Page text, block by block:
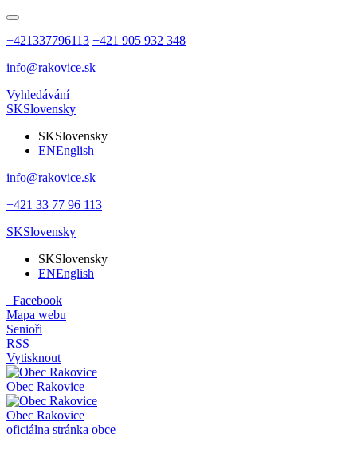
+421337796113 +421 905 932 348
info@rakovice.sk
Vyhledávání
SKSlovensky
SKSlovensky
ENEnglish
info@rakovice.sk
+421 33 77 96 113
SKSlovensky
SKSlovensky
ENEnglish
Facebook
Mapa webu
Senioři
RSS
Vytisknout
Obec Rakovice
Obec Rakovice
oficiálna stránka obce